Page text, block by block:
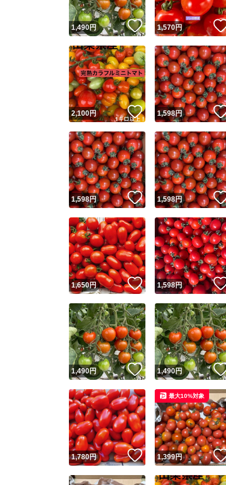
1,490円 いいね！
1,570円
2,100円 いいね！
1,598円
1,598円 いいね！
1,598円
1,650円 いいね！
1,598円
1,490円 いいね！
1,490円
1,780円 いいね！
1,399円
最大10%対象